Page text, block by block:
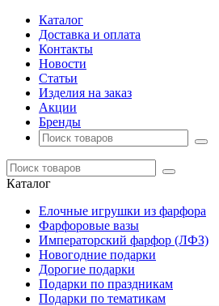
Каталог
Доставка и оплата
Контакты
Новости
Статьи
Изделия на заказ
Акции
Бренды
Каталог
Елочные игрушки из фарфора
Фарфоровые вазы
Императорский фарфор (ЛФЗ)
Новогодние подарки
Дорогие подарки
Подарки по праздникам
Подарки по тематикам